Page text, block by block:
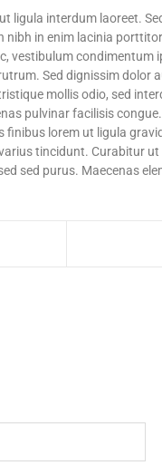
ligula interdum laoreet.
in enim lacinia
vestibulum condimentum
Sed dignissim dolor
mollis odio, sed
pulvinar facilisis
lorem ut ligula
tincidunt. Curabitur
sed purus. Maecenas